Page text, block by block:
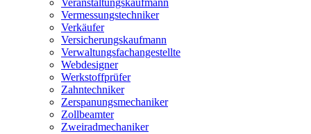
Veranstaltungskaufmann
Vermessungstechniker
Verkäufer
Versicherungskaufmann
Verwaltungsfachangestellte
Webdesigner
Werkstoffprüfer
Zahntechniker
Zerspanungsmechaniker
Zollbeamter
Zweiradmechaniker